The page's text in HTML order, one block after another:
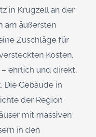
in Krugzell an der
am äußersten
Zuschläge für
Kosten.
ehrlich und direkt,
Die Gebäude in
der Region
mit massiven
in den